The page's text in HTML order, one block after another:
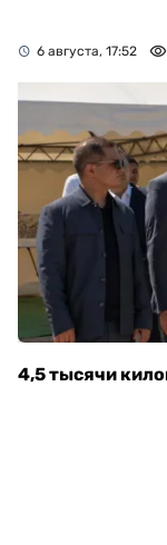
6 августа, 17:52
4,5 тысячи